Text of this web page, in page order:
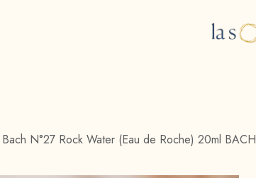
N°27 Rock Water (Eau de Roche) 20ml BACH